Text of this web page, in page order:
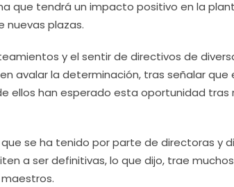
que tendrá un impacto positivo en la
nuevas plazas.
y el sentir de directivos de
avalar la determinación, tras señalar
ellos han esperado esta oportunidad tras
se ha tenido por parte de directoras y
a ser definitivas, lo que dijo, trae